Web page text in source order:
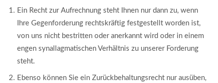
Ein Recht zur Aufrechnung steht Ihnen nur dann zu, wenn
Ihre Gegenforderung rechtskräftig festgestellt worden ist,
von uns nicht bestritten oder anerkannt wird oder in einem
engen synallagmatischen Verhältnis zu unserer Forderung
steht.
Ebenso können Sie ein Zurückbehaltungsrecht nur ausüben,